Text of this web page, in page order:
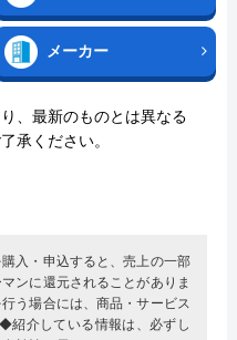
メーカー
、最新のものとは異なる
承ください。
入・申込すると、売上の一部
ンに還元されることがありま
う場合には、商品・サービス
紹介している情報は、必ずし